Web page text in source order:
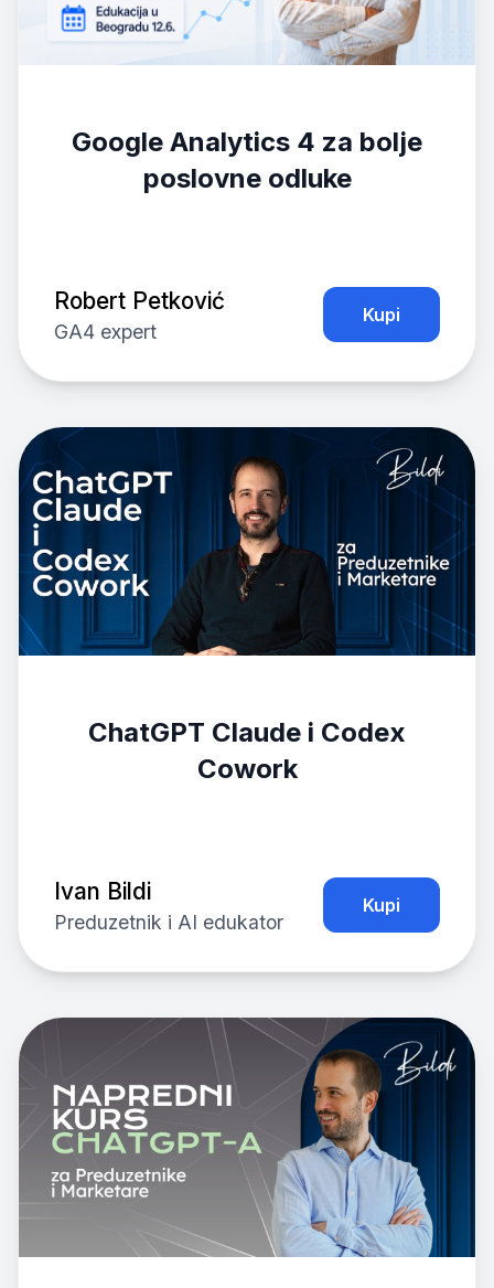
Google Analytics 4 za bolje
poslovne odluke
Robert Petković
GA4 expert
Kupi
ChatGPT Claude i Codex
Cowork
Ivan Bildi
Preduzetnik i AI edukator
Kupi